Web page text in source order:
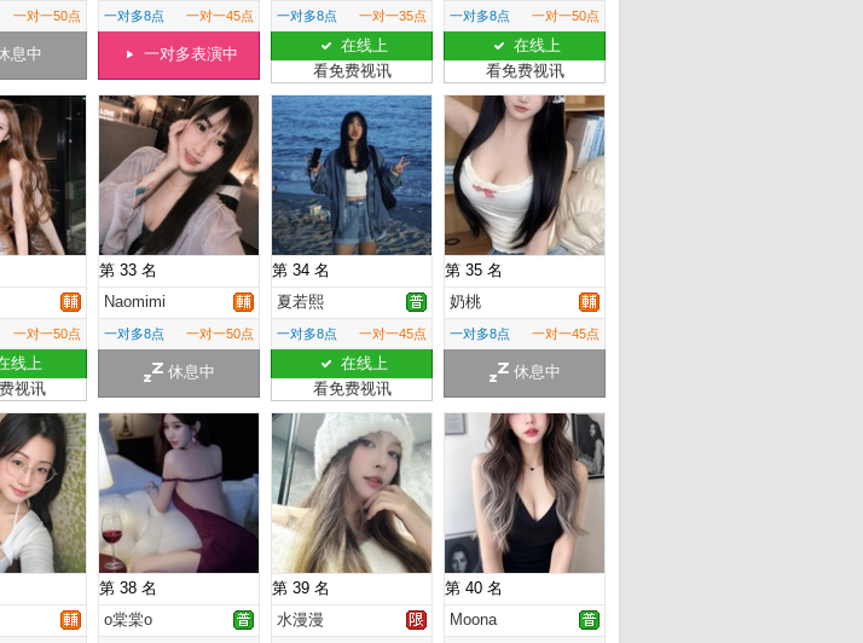
一对一50点
息中
一对多8点 一对一45点
一对多表演中
一对多8点 一对一35点
在线上
看免费视讯
一对多8点 一对一50点
在线上
看免费视讯
一对一50点
线上
视讯
第 33 名
Naomimi
一对多8点 一对一50点
休息中
第 34 名
夏若熙
一对多8点 一对一45点
在线上
看免费视讯
第 35 名
奶桃
一对多8点 一对一45点
休息中
第 38 名
o棠棠o
第 39 名
水漫漫
第 40 名
Moona